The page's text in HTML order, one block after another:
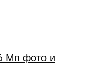
Мп фото и